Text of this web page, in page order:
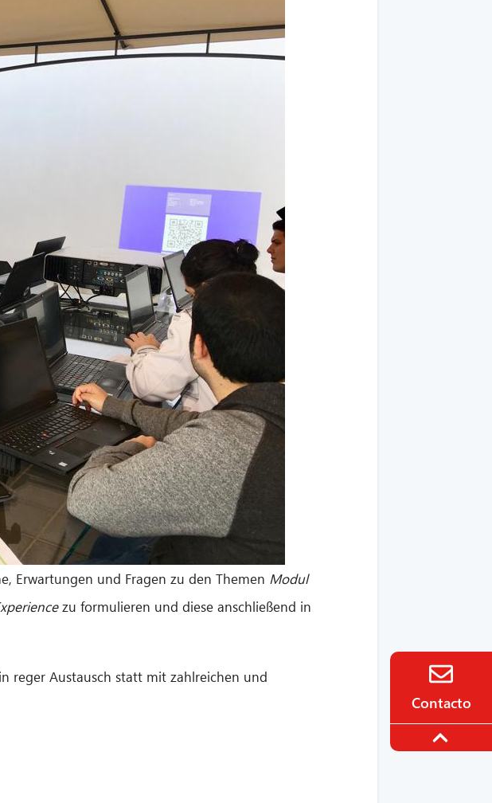
Erwartungen und Fragen zu den Themen Modul
zu formulieren und diese anschließend in
reger Austausch statt mit zahlreichen und
Contacto